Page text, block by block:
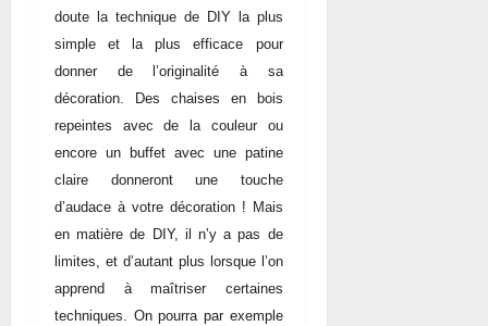
doute la technique de DIY la plus
simple et la plus efficace pour
donner de l’originalité à sa
décoration. Des chaises en bois
repeintes avec de la couleur ou
encore un buffet avec une patine
claire donneront une touche
d’audace à votre décoration ! Mais
en matière de DIY, il n’y a pas de
limites, et d’autant plus lorsque l’on
apprend à maîtriser certaines
techniques. On pourra par exemple